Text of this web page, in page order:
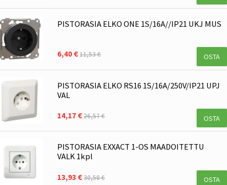
PISTORASIA ELKO ONE 1S/16A//IP21 UKJ MUS
6,40 €11,53 € OSTA
PISTORASIA ELKO RS16 1S/16A/250V/IP21 UPJ
VAL
14,17 €26,57 € OSTA
PISTORASIA EXXACT 1-OS MAADOITETTU
VALK 1kpl
13,93 €30,58 € OSTA